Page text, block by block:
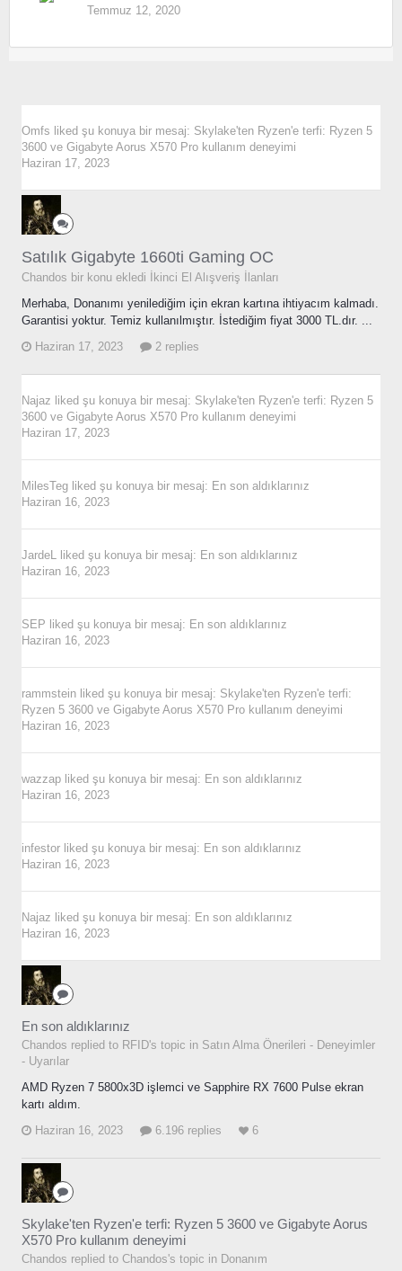
Temmuz 12, 2020
Omfs liked şu konuya bir mesaj: Skylake'ten Ryzen'e terfi: Ryzen 5
3600 ve Gigabyte Aorus X570 Pro kullanım deneyimi
Haziran 17, 2023
Satılık Gigabyte 1660ti Gaming OC
Chandos bir konu ekledi İkinci El Alışveriş İlanları
Merhaba, Donanımı yenilediğim için ekran kartına ihtiyacım kalmadı.
Garantisi yoktur. Temiz kullanılmıştır. İstediğim fiyat 3000 TL.dır. ...
Haziran 17, 2023
2 replies
Najaz liked şu konuya bir mesaj: Skylake'ten Ryzen'e terfi: Ryzen 5
3600 ve Gigabyte Aorus X570 Pro kullanım deneyimi
Haziran 17, 2023
MilesTeg liked şu konuya bir mesaj: En son aldıklarınız
Haziran 16, 2023
JardeL liked şu konuya bir mesaj: En son aldıklarınız
Haziran 16, 2023
SEP liked şu konuya bir mesaj: En son aldıklarınız
Haziran 16, 2023
rammstein liked şu konuya bir mesaj: Skylake'ten Ryzen'e terfi:
Ryzen 5 3600 ve Gigabyte Aorus X570 Pro kullanım deneyimi
Haziran 16, 2023
wazzap liked şu konuya bir mesaj: En son aldıklarınız
Haziran 16, 2023
infestor liked şu konuya bir mesaj: En son aldıklarınız
Haziran 16, 2023
Najaz liked şu konuya bir mesaj: En son aldıklarınız
Haziran 16, 2023
En son aldıklarınız
Chandos replied to RFID's topic in Satın Alma Önerileri - Deneyimler
- Uyarılar
AMD Ryzen 7 5800x3D işlemci ve Sapphire RX 7600 Pulse ekran
kartı aldım.
Haziran 16, 2023
6.196 replies 6
Skylake'ten Ryzen'e terfi: Ryzen 5 3600 ve Gigabyte Aorus
X570 Pro kullanım deneyimi
Chandos replied to Chandos's topic in Donanım